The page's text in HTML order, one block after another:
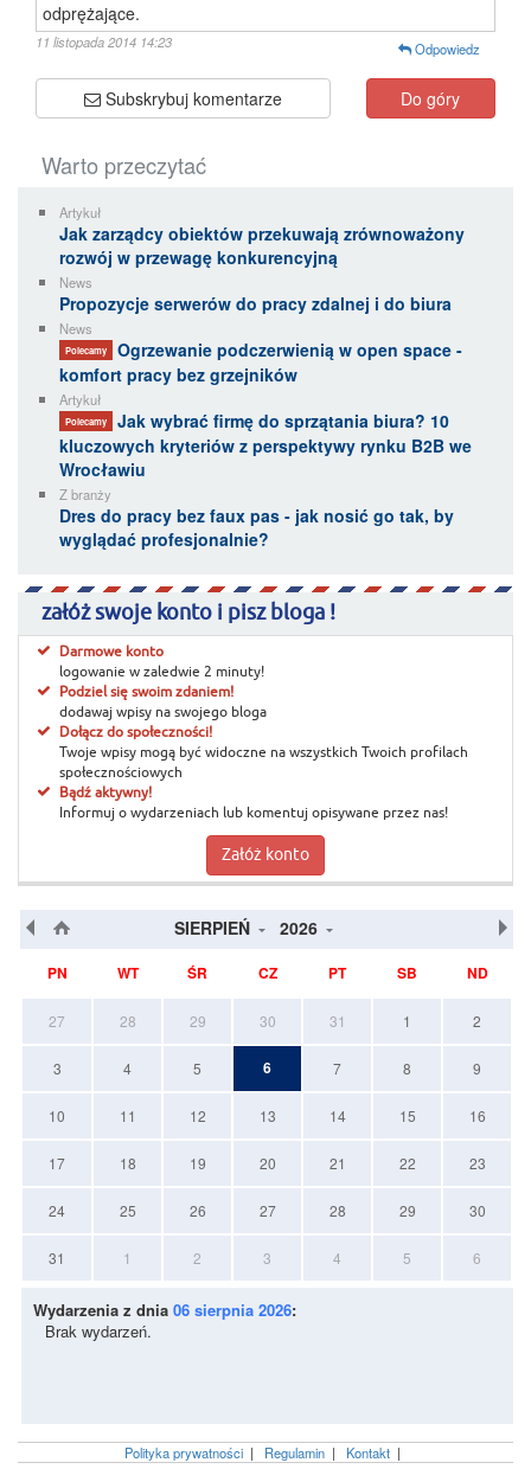
odprężające.
11 listopada 2014 14:23 Odpowiedz
Subskrybuj komentarze Do góry
Warto przeczytać
Artykuł
Jak zarządcy obiektów przekuwają zrównoważony
rozwój w przewagę konkurencyjną
News
Propozycje serwerów do pracy zdalnej i do biura
News
Polecamy
Ogrzewanie podczerwienią w open space -
komfort pracy bez grzejników
Artykuł
Polecamy
Jak wybrać firmę do sprzątania biura? 10
kluczowych kryteriów z perspektywy rynku B2B we
Wrocławiu
Z branży
Dres do pracy bez faux pas - jak nosić go tak, by
wyglądać profesjonalnie?
załóż swoje konto i pisz bloga !
Darmowe konto
logowanie w zaledwie 2 minuty!
Podziel się swoim zdaniem!
dodawaj wpisy na swojego bloga
Dołącz do społeczności!
Twoje wpisy mogą być widoczne na wszystkich Twoich profilach
społecznościowych
Bądź aktywny!
Informuj o wydarzeniach lub komentuj opisywane przez nas!
Załóż konto
SIERPIEŃ 2026
PN WT ŚR CZ PT SB ND
27 28 29 30 31 1 2
3 4 5 6 7 8 9
10 11 12 13 14 15 16
17 18 19 20 21 22 23
24 25 26 27 28 29 30
31 1 2 3 4 5 6
Wydarzenia z dnia 06 sierpnia 2026:
Brak wydarzeń.
Polityka prywatności| Regulamin| Kontakt|